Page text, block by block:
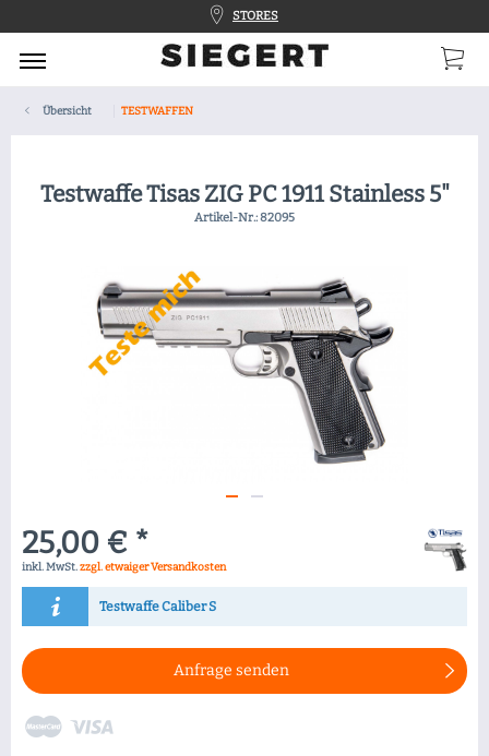
STORES
Übersicht TESTWAFFEN
Testwaffe Tisas ZIG PC 1911 Stainless 5"
Artikel-Nr.:82095
25,00 € *
inkl. MwSt.zzgl. etwaiger Versandkosten
Testwaffe Caliber S
Anfrage senden